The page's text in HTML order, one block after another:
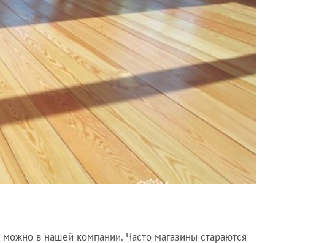
в нашей компании. Часто магазины стараются